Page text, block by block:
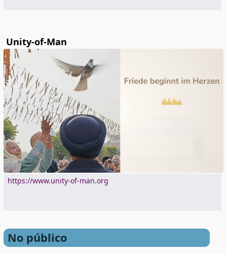
Unity-of-Man
https://www.unity-of-man.org
No público